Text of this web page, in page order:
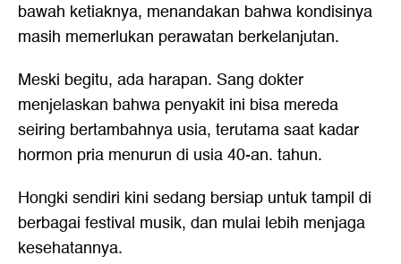
bawah ketiaknya, menandakan bahwa kondisinya
masih memerlukan perawatan berkelanjutan.
Meski begitu, ada harapan. Sang dokter
menjelaskan bahwa penyakit ini bisa mereda
seiring bertambahnya usia, terutama saat kadar
hormon pria menurun di usia 40-an. tahun.
Hongki sendiri kini sedang bersiap untuk tampil di
berbagai festival musik, dan mulai lebih menjaga
kesehatannya.